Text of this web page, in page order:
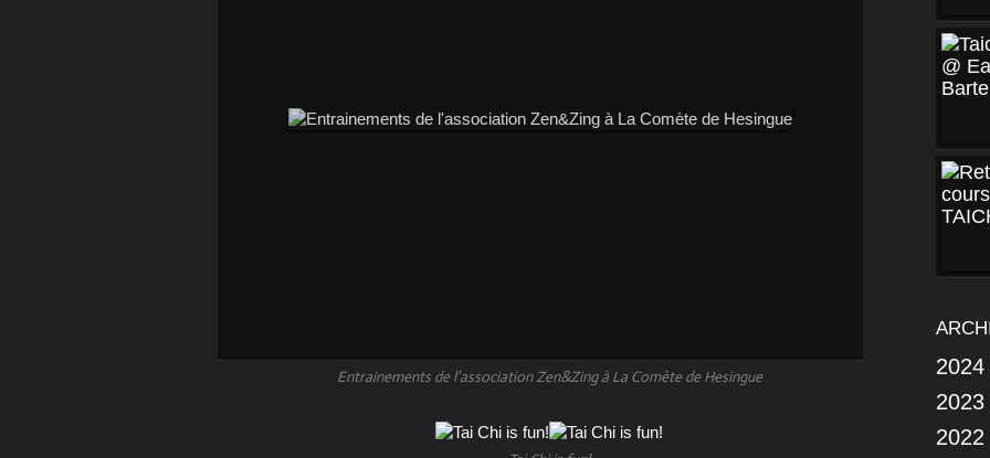
Entrainements de l'association Zen&Zing à La Comète de Hesingue
2024
2023
2022